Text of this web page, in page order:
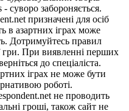
суворо забороняється.
призначені для осіб
в азартних іграх може
Дотримуйтесь правил
гри. При виявленні перших
до спеціаліста.
іграх не може бути
роботі.
не проводить
гроші, також сайт не